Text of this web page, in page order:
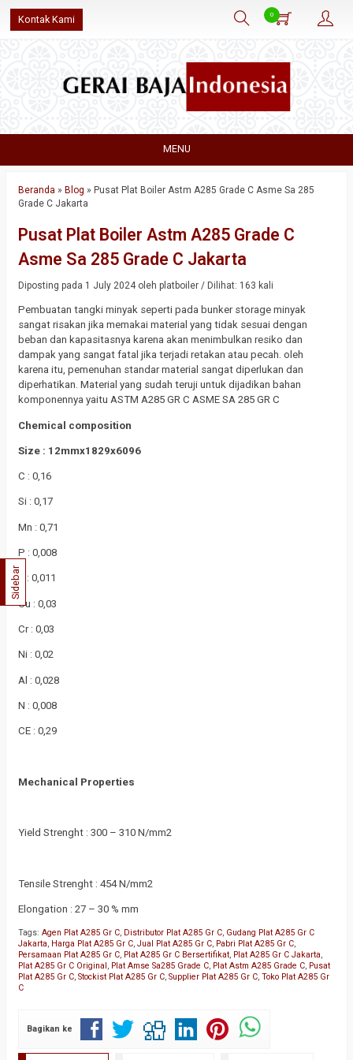
Kontak Kami 0
MENU
Beranda » Blog » Pusat Plat Boiler Astm A285 Grade C Asme Sa 285
Grade C Jakarta
Pusat Plat Boiler Astm A285 Grade C
Asme Sa 285 Grade C Jakarta
Diposting pada 1 July 2024 oleh platboiler / Dilihat: 163 kali
Pembuatan tangki minyak seperti pada bunker storage minyak
sangat risakan jika memakai material yang tidak sesuai dengan
beban dan kapasitasnya karena akan menimbulkan resiko dan
dampak yang sangat fatal jika terjadi retakan atau pecah. oleh
karena itu, pemenuhan standar material sangat diperlukan dan
diperhatikan. Material yang sudah teruji untuk dijadikan bahan
komponennya yaitu ASTM A285 GR C ASME SA 285 GR C
Chemical composition
Size : 12mmx1829x6096
C : 0,16
Si : 0,17
Mn : 0,71
P : 0,008
S : 0,011
Cu : 0,03
Cr : 0,03
Ni : 0,02
Al : 0,028
N : 0,008
CE : 0,29
Mechanical Properties
Yield Strenght : 300 – 310 N/mm2
Tensile Strenght : 454 N/mm2
Elongation : 27 – 30 % mm
Tags: Agen Plat A285 Gr C Distributor Plat A285 Gr C Gudang Plat A285 Gr C
Jakarta Harga Plat A285 Gr C Jual Plat A285 Gr C Pabri Plat A285 Gr C
Persamaan Plat A285 Gr C Plat A285 Gr C Bersertifikat Plat A285 Gr C Jakarta
Plat A285 Gr C Original Plat Amse Sa285 Grade C Plat Astm A285 Grade C Pusat
Plat A285 Gr C Stockist Plat A285 Gr C Supplier Plat A285 Gr C Toko Plat A285 Gr
C
Bagikan ke
Sidebar